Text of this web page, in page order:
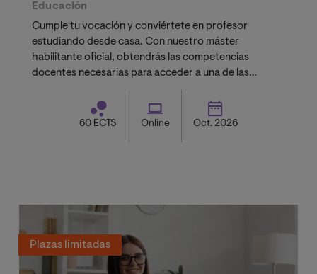
Educación
Cumple tu vocación y conviértete en profesor
estudiando desde casa. Con nuestro máster
habilitante oficial, obtendrás las competencias
docentes necesarias para acceder a una de las
profesiones más demandadas y con mayor impacto.
60 ECTS Online Oct. 2026
Plazas limitadas